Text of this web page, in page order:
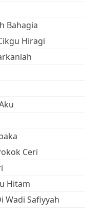
Bahagia
Hiragi
Ceri
Hitam
Wadi Safiyyah